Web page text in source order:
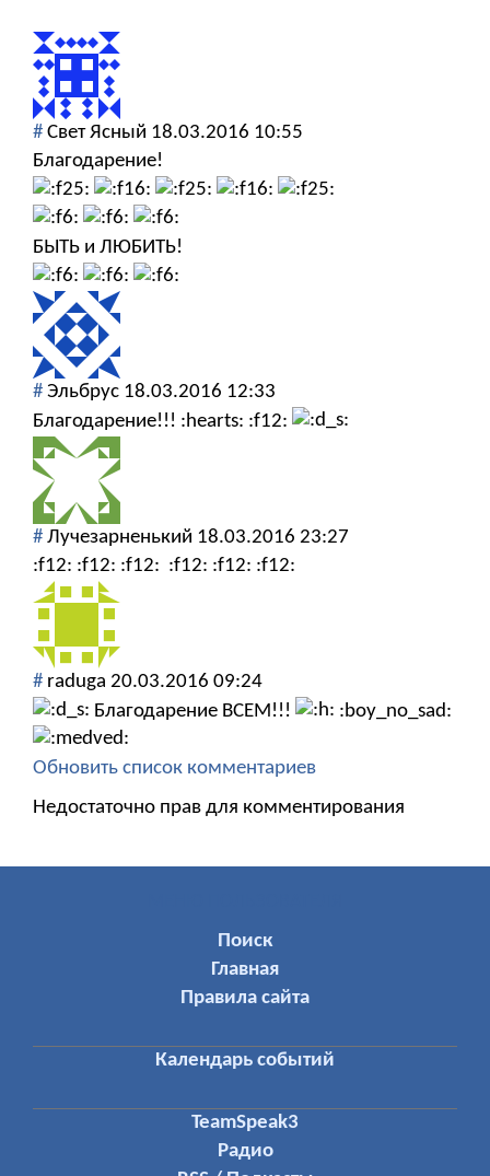
# Свет Ясный 18.03.2016 10:55
Благодарение!
БЫТЬ и ЛЮБИТЬ!
# Эльбрус 18.03.2016 12:33
Благодарение!!! :hearts: :f12:
# Лучезарненький 18.03.2016 23:27
:f12: :f12: :f12: :f12: :f12: :f12:
# raduga 20.03.2016 09:24
Благодарение ВСЕМ!!!
:boy_no_sad:
Обновить список комментариев
Недостаточно прав для комментирования
Поиск
Главная
Правила сайта
Календарь событий
TeamSpeak3
Радио